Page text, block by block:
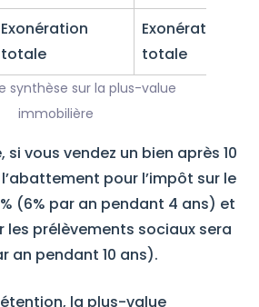
Exonération
totale
Exonération
totale
synthèse sur la plus-value
immobilière
si vous vendez un bien après 10
pour l’impôt sur le
(6% par an pendant 4 ans) et
les prélèvements sociaux sera
an pendant 10 ans).
la plus-value